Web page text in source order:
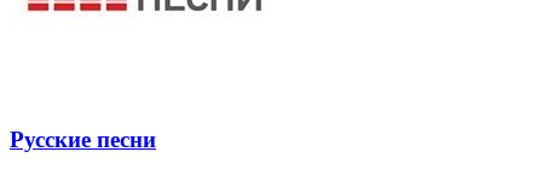
Русские песни